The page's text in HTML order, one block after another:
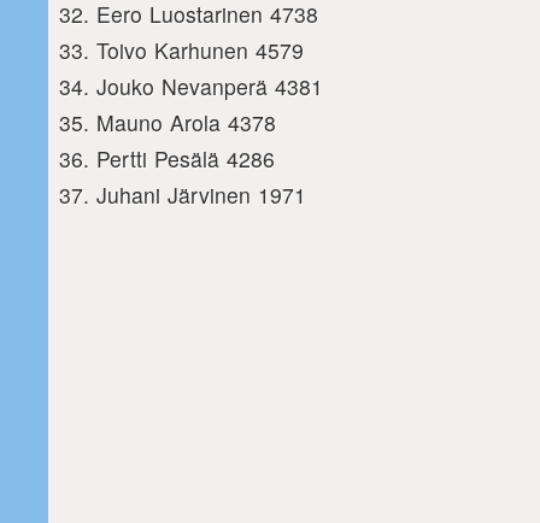
Eero Luostarinen 4738
Toivo Karhunen 4579
Jouko Nevanperä 4381
Mauno Arola 4378
Pertti Pesälä 4286
Juhani Järvinen 1971